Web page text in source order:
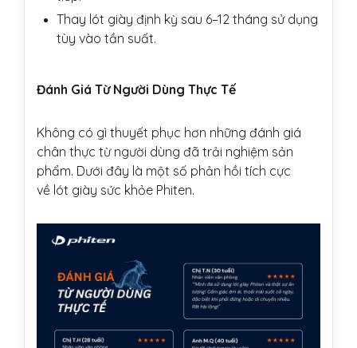
Thay lót giày định kỳ sau 6–12 tháng sử dụng
tùy vào tần suất.
Đánh Giá Từ Người Dùng Thực Tế
Không có gì thuyết phục hơn những đánh giá
chân thực từ người dùng đã trải nghiệm sản
phẩm. Dưới đây là một số phản hồi tích cực
về lót giày sức khỏe Phiten.